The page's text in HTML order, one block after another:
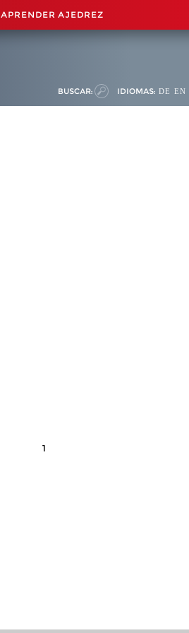
APRENDER AJEDREZ
BUSCAR: IDIOMAS: DE EN
1